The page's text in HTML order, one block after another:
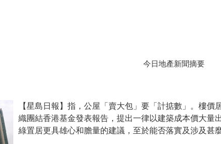
今日地產新聞摘要
【星島日報】指，公屋「賣大包」要「計掂數」。樓
織團結香港基金發表報告，提出一律以建築成本價大量
綠置居更具雄心和膽量的建議，至於能否落實及涉及甚